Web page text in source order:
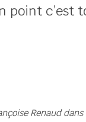
point
Renaud